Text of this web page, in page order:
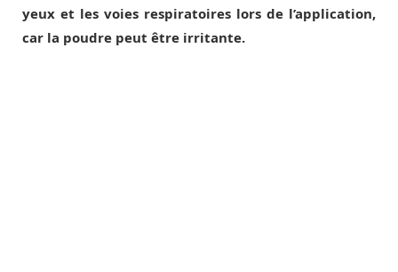
yeux et les voies respiratoires lors de l’application,
car la poudre peut être irritante.